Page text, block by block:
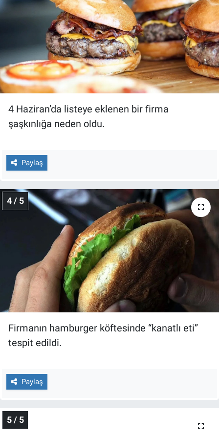
4 Haziran’da listeye eklenen bir firma
şaşkınlığa neden oldu.
Paylaş
4 / 5
Firmanın hamburger köftesinde “kanatlı eti”
tespit edildi.
Paylaş
5 / 5
Yerel Yaşam
Canlı Yayın